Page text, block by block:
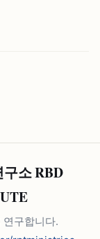
소 RBD
구합니다.